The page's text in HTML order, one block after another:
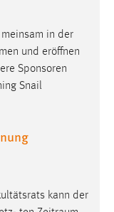
in der
und eröffnen
Sponsoren
Snail
kann der